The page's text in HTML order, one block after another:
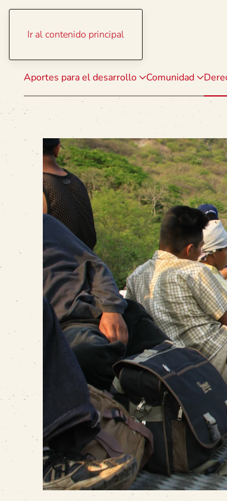
Ir al contenido principal
Aportes para el desarrollo Comunidad